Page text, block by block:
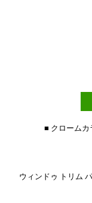
■ クロームカ
ウィンドゥ トリム